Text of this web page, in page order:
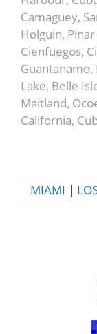
Camaguey,
Holguin,
Cienfuegos,
Guantanamo,
Lake, Belle
Maitland,
California,
MIAMI |